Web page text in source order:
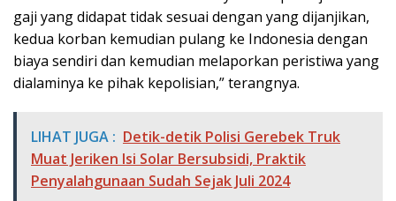
gaji yang didapat tidak sesuai dengan yang dijanjikan,
kedua korban kemudian pulang ke Indonesia dengan
biaya sendiri dan kemudian melaporkan peristiwa yang
dialaminya ke pihak kepolisian,” terangnya.
LIHAT JUGA : Detik-detik Polisi Gerebek Truk
Muat Jeriken Isi Solar Bersubsidi, Praktik
Penyalahgunaan Sudah Sejak Juli 2024